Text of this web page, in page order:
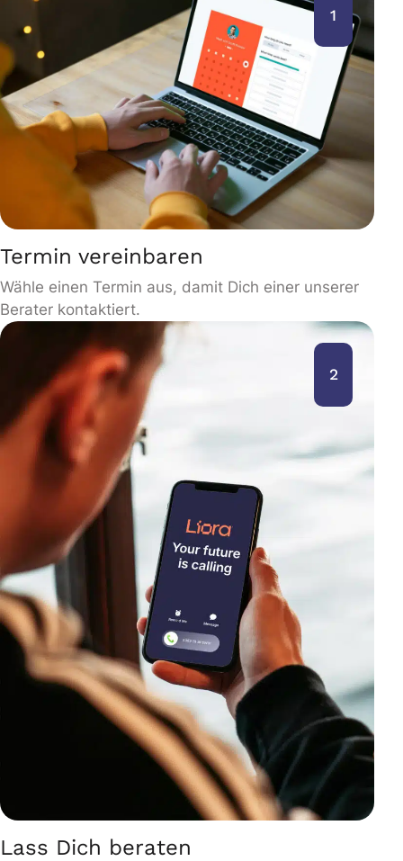
1
Termin vereinbaren
Wähle einen Termin aus, damit Dich einer unserer
Berater kontaktiert.
2
Lass Dich beraten